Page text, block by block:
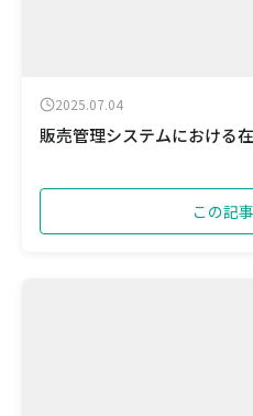
2025.07.04
販売管理システムにおける
この記